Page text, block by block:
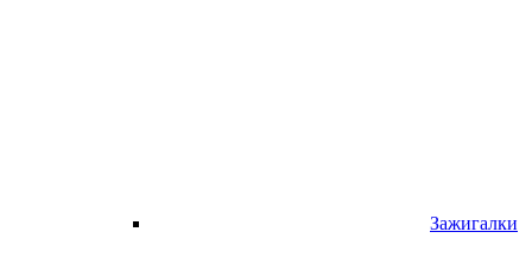
Зажигалки